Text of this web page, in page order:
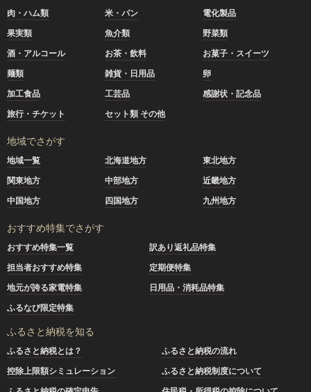
肉・ハム類 米・パン
電化製品
果実類
魚介類
野菜類
酒・アルコール
お茶・飲料
お菓子・スイーツ
麺類
雑貨・日用品
卵
加工食品
工芸品
感謝状・記念品
旅行・チケット
セット類 その他
地域でさがす
地域一覧 北海道地方
東北地方
関東地方
中部地方
近畿地方
中国地方
四国地方 九州地方
おすすめ特集でさがす
おすすめ特集一覧
訳あり返礼品特集
担当者おすすめ特集
定期便特集
地元が誇る家電特集
日用品・消耗品特集
ふるなび限定特集
ふるさと納税を知る
ふるさと納税とは？
ふるさと納税の流れ
控除上限額シミュレーション
ふるさと納税制度について